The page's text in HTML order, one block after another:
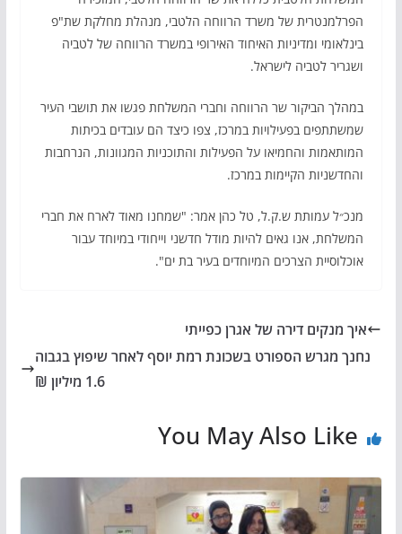
הפרלמנטרית של משרד הרווחה הלטבי, מנהלת מחלקת שת"פ
בינלאומי ומדיניות האיחוד האירופי במשרד הרווחה של לטביה
ושגריר לטביה לישראל.
במהלך הביקור שר הרווחה וחברי המשלחת פגשו את תושבי העיר
שמשתתפים בפעילויות במרכז, צפו כיצד הם עובדים בכיתות
המותאמות והחמיאו על הפעילות והתוכניות המגוונות, הנרחבות
והחדשניות הקיימות במרכז.
מנכ״ל עמותת ש.ק.ל, טל כהן אמר: "שמחנו מאוד לארח את חברי
המשלחת, אנו גאים להיות מודל חדשני וייחודי במיוחד עבור
אוכלוסיית הצרכים המיוחדים בעיר בת ים".
איך מנקים דירה של אגרן כפייתי
נחנך מגרש הספורט בשכונת רמת יוסף לאחר שיפוץ בגבוה
1.6 מיליון ₪
You May Also Like